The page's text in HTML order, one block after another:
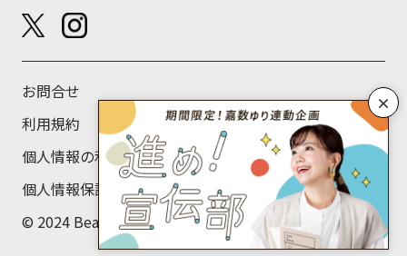
×
お問合せ
利用規約
個人情報の利用目的について
個人情報保護方針
© 2024 Beans Labo Co., Ltd.